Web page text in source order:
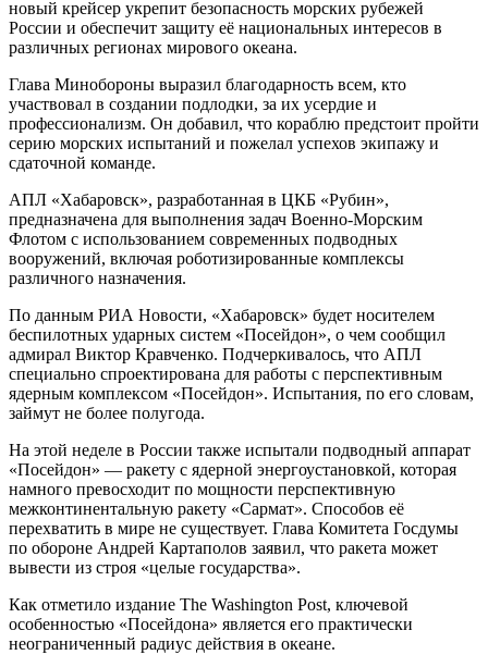
новый крейсер укрепит безопасность морских рубежей
России и обеспечит защиту её национальных интересов в
различных регионах мирового океана.
Глава Минобороны выразил благодарность всем, кто
участвовал в создании подлодки, за их усердие и
профессионализм. Он добавил, что кораблю предстоит пройти
серию морских испытаний и пожелал успехов экипажу и
сдаточной команде.
АПЛ «Хабаровск», разработанная в ЦКБ «Рубин»,
предназначена для выполнения задач Военно-Морским
Флотом с использованием современных подводных
вооружений, включая роботизированные комплексы
различного назначения.
По данным РИА Новости, «Хабаровск» будет носителем
беспилотных ударных систем «Посейдон», о чем сообщил
адмирал Виктор Кравченко. Подчеркивалось, что АПЛ
специально спроектирована для работы с перспективным
ядерным комплексом «Посейдон». Испытания, по его словам,
займут не более полугода.
На этой неделе в России также испытали подводный аппарат
«Посейдон» — ракету с ядерной энергоустановкой, которая
намного превосходит по мощности перспективную
межконтинентальную ракету «Сармат». Способов её
перехватить в мире не существует. Глава Комитета Госдумы
по обороне Андрей Картаполов заявил, что ракета может
вывести из строя «целые государства».
Как отметило издание The Washington Post, ключевой
особенностью «Посейдона» является его практически
неограниченный радиус действия в океане.